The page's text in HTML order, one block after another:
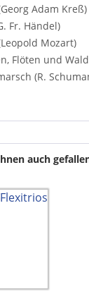
Adam Kreß)
Fr. Händel)
Mozart)
Flöten und
(R.
auch